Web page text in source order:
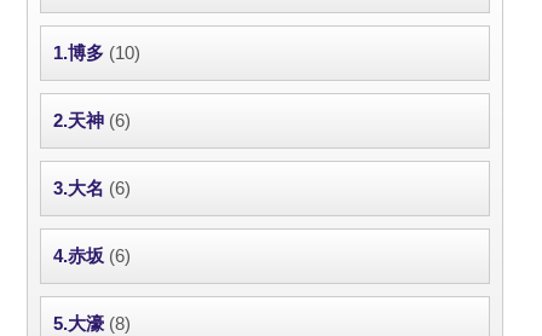
1.博多 (10)
2.天神 (6)
3.大名 (6)
4.赤坂 (6)
5.大濠 (8)